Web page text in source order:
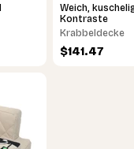
Weich,
Kontraste
Krabbeldecke
Angebot
$141.47